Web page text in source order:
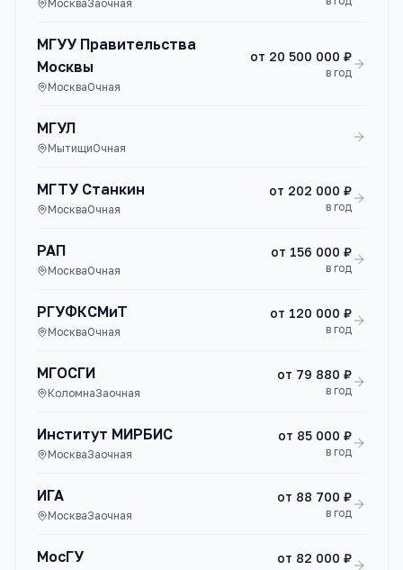
МоскваЗаочная
МГУУ Правительства
Москвы
МоскваОчная
от 20 500 000 ₽
в год
МГУЛ
МытищиОчная
МГТУ Станкин
МоскваОчная
от 202 000 ₽
в год
РАП
МоскваОчная
от 156 000 ₽
в год
РГУФКСМиТ
МоскваОчная
от 120 000 ₽
в год
МГОСГИ
КоломнаЗаочная
от 79 880 ₽
в год
Институт МИРБИС
МоскваЗаочная
от 85 000 ₽
в год
ИГА
МоскваЗаочная
от 88 700 ₽
в год
МосГУ от 82 000 ₽